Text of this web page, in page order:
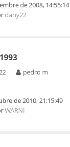
de 2008, 14:55:14
dany22
pedro m
de 2010, 21:15:49
WARNI